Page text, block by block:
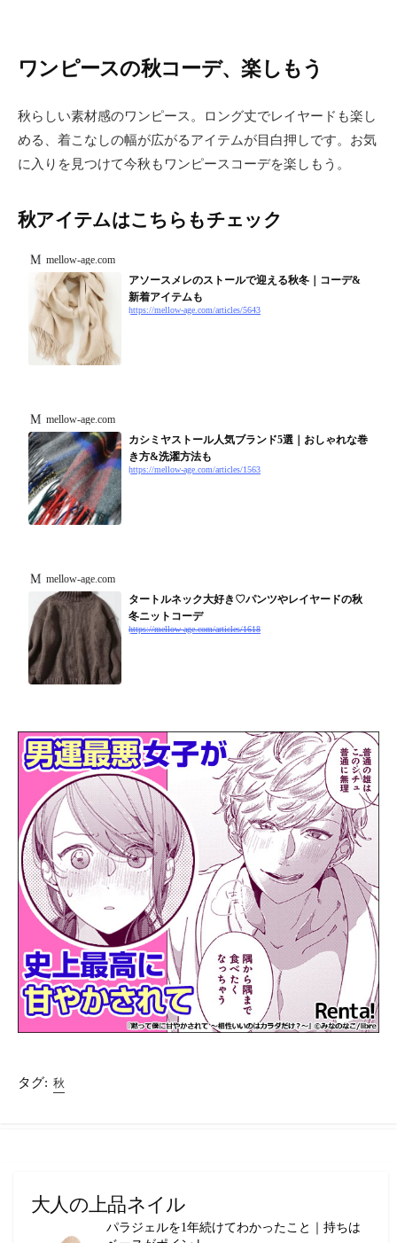
ワンピースの秋コーデ、楽しもう
秋らしい素材感のワンピース。ロング丈でレイヤードも楽し
める、着こなしの幅が広がるアイテムが目白押しです。お気
に入りを見つけて今秋もワンピースコーデを楽しもう。
秋アイテムはこちらもチェック
mellow-age.com
アソースメレのストールで迎える秋冬｜コーデ&
新着アイテムも
https://mellow-age.com/articles/5643
mellow-age.com
カシミヤストール人気ブランド5選｜おしゃれな巻
き方&洗濯方法も
https://mellow-age.com/articles/1563
mellow-age.com
タートルネック大好き♡パンツやレイヤードの秋
冬ニットコーデ
https://mellow-age.com/articles/1618
タグ: 秋
大人の上品ネイル
パラジェルを1年続けてわかったこと｜持ちは